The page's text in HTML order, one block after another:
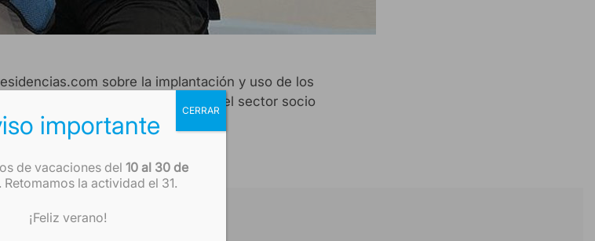
sobre la implantación y uso de los
o transferencias de personas, en el sector socio
importante
de vacaciones del 10 al 30 de
. Retomamos la actividad el 31.
¡Feliz verano!
CERRAR